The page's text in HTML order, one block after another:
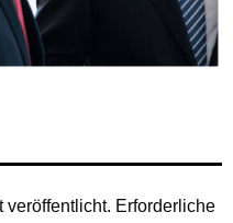
veröffentlicht. Erforderliche